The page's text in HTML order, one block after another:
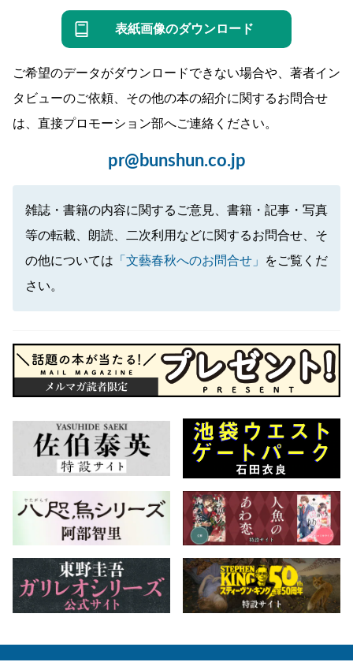
表紙画像のダウンロード
ご希望のデータがダウンロードできない場合や、著者イン
タビューのご依頼、その他の本の紹介に関するお問合せ
は、直接プロモーション部へご連絡ください。
pr@bunshun.co.jp
雑誌・書籍の内容に関するご意見、書籍・記事・写真
等の転載、朗読、二次利用などに関するお問合せ、そ
の他については 「文藝春秋へのお問合せ」
をご覧くだ
さい。